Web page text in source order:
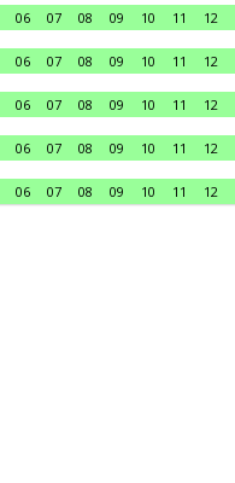
06 07 08 09 10 11 12
06 07 08 09 10 11 12
06 07 08 09 10 11 12
06 07 08 09 10 11 12
06 07 08 09 10 11 12